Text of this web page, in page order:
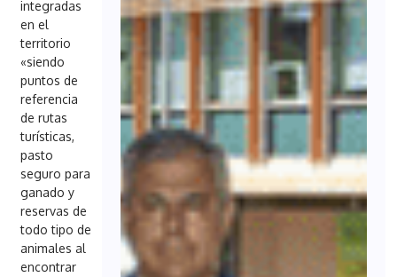
integradas
en el
territorio
«siendo
puntos de
referencia
de rutas
turísticas,
pasto
seguro para
ganado y
reservas de
todo tipo de
animales al
encontrar